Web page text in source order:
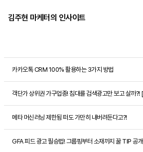
김주현 마케터의 인사이트
카카오톡 CRM 100% 활용하는 3가지 방법
메타 머신러닝 제한됨 떠도 가만히 내버려둔다고?!
GFA 피드 광고 필승법! 그룹핑부터 소재까지 꿀 TIP 공개